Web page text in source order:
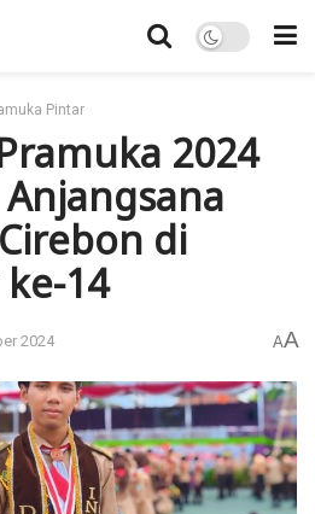
Pintar
2024
di
ke-14
2024 AA